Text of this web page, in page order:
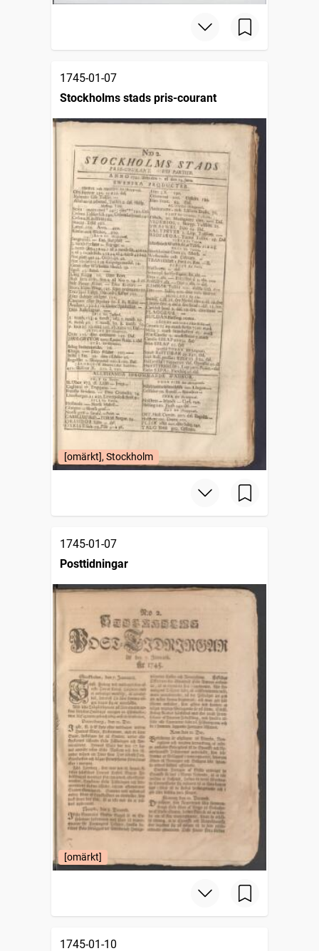
1745-01-07
Stockholms stads pris-courant
[omärkt], Stockholm
1745-01-07
Posttidningar
[omärkt]
1745-01-10